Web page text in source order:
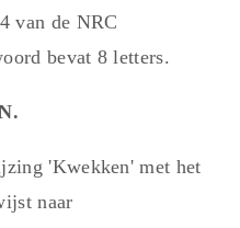
van de NRC
bevat 8 letters.
'Kwekken' met het
naar